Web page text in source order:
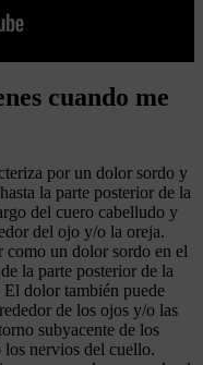
cuando me
por un dolor sordo y
la parte posterior de la
del cuero cabelludo y
del ojo y/o la oreja.
como un dolor sordo en el
la parte posterior de la
El dolor también puede
de los ojos y/o las
subyacente de los
los nervios del cuello.